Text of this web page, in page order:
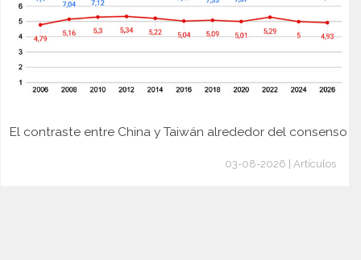
El contraste entre China y Taiwán alrededor del consenso
03-08-2026 | Artículos